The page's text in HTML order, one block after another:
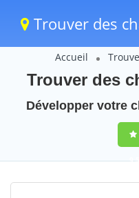
Trouver des
Accueil
Trouver des
Développer votre
9,5